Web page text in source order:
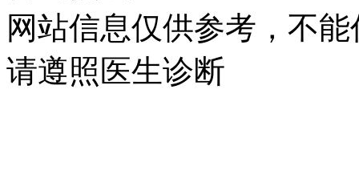
网站信息仅供参考，不
请遵照医生诊断